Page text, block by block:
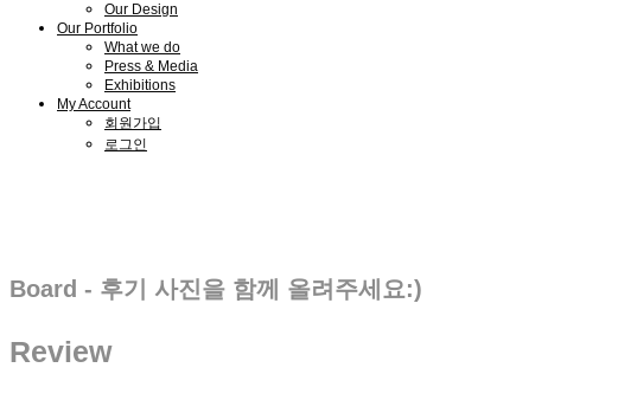
Our Design
Our Portfolio
What we do
Press & Media
Exhibitions
My Account
회원가입
로그인
Board - 후기 사진을 함께 올려주세요:)
Review